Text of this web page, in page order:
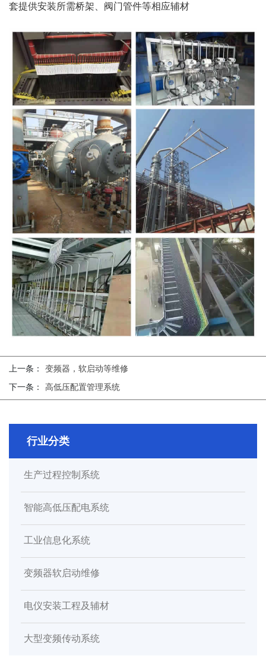
套提供安装所需桥架、阀门管件等相应辅材
上一条：
变频器，软启动等维修
下一条：
高低压配置管理系统
行业分类
生产过程控制系统
智能高低压配电系统
工业信息化系统
变频器软启动维修
电仪安装工程及辅材
大型变频传动系统